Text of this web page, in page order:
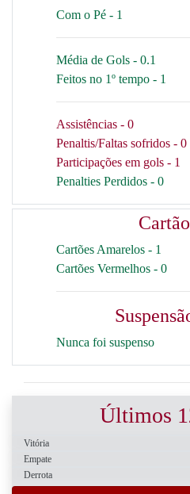
Com o Pé - 1
Média de Gols - 0.1
Feitos no 1º tempo - 1
Assistências - 0
Penaltis/Faltas sofridos - 0
Participações em gols - 1
Penalties Perdidos - 0
Cartões Amarelos - 1
Cartões Vermelhos - 0
Nunca foi suspenso
Últimos
Vitória
Empate
Derrota